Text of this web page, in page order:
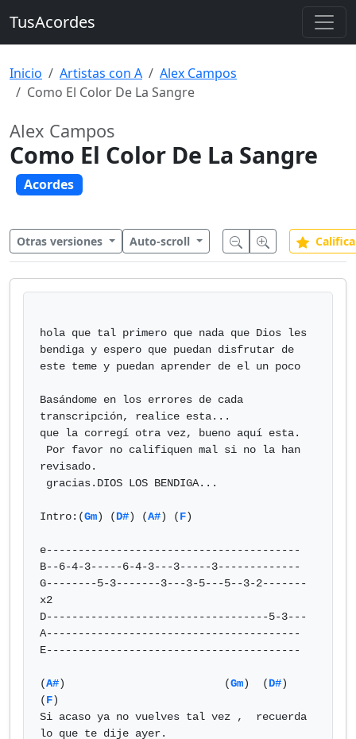
TusAcordes
Inicio Artistas con A
Alex Campos
Como El Color De La Sangre
Alex Campos
Como El Color De La Sangre
Acordes
Otras versiones Auto-scroll
hola que tal primero que nada que Dios les
bendiga y espero que puedan disfrutar de
este teme y puedan aprender de el un poco
Basándome en los errores de cada
transcripción, realice esta...
que la corregí otra vez, bueno aquí esta.
revisado.
Intro:(Gm) (D#) (A#) (F)
e----------------------------------------
B--6-4-3-----6-4-3---3-----3-------------
G--------5-3-------3---3-5---5--3-2-------
x2
D-----------------------------------5-3---
A----------------------------------------
E----------------------------------------
(A#)                         (Gm)  (D#)
(F)
Si acaso ya no vuelves tal vez ,  recuerda
lo que te dije ayer.